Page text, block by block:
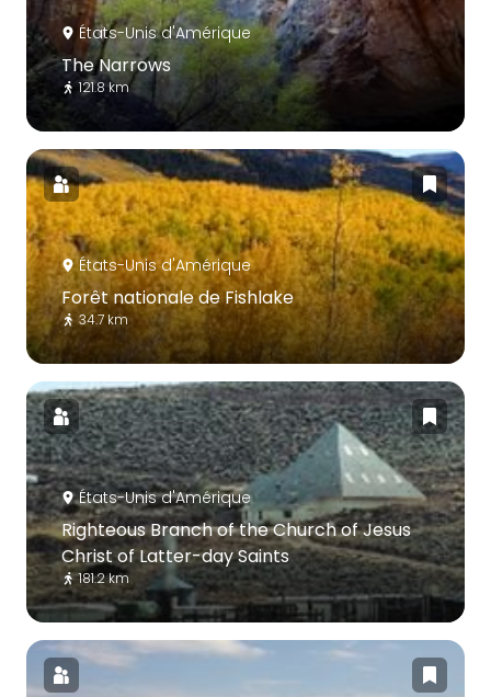
États-Unis d'Amérique
The Narrows
121.8 km
États-Unis d'Amérique
Forêt nationale de Fishlake
34.7 km
États-Unis d'Amérique
Righteous Branch of the Church of Jesus
Christ of Latter-day Saints
181.2 km